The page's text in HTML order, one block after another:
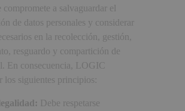
a salvaguardar el
de datos personales y considerar
en la recolección, gestión,
resguardo y compartición de
En consecuencia, LOGIC
siguientes principios:
Debe respetarse